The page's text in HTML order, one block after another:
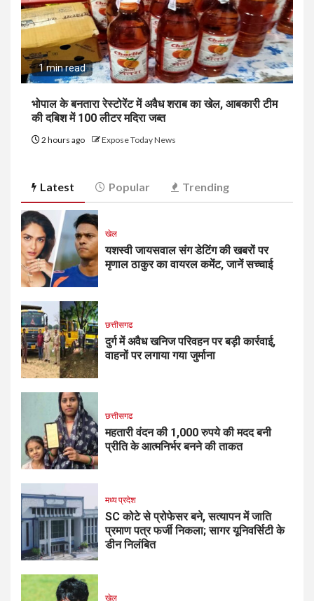
1 min read
भोपाल के बनतारा रेस्टोरेंट में अवैध शराब का खेल, आबकारी टीम
की दबिश में 100 लीटर मदिरा जब्त
2 hours ago Expose Today News
Latest Popular Trending
खेल
यशस्वी जायसवाल संग डेटिंग की खबरों पर
मृणाल ठाकुर का वायरल कमेंट, जानें सच्चाई
छत्तीसगढ
दुर्ग में अवैध खनिज परिवहन पर बड़ी कार्रवाई,
वाहनों पर लगाया गया जुर्माना
छत्तीसगढ
महतारी वंदन की 1,000 रुपये की मदद बनी
प्रीति के आत्मनिर्भर बनने की ताकत
मध्य प्रदेश
SC कोटे से प्रोफेसर बने, सत्यापन में जाति
प्रमाण पत्र फर्जी निकला; सागर यूनिवर्सिटी के
डीन निलंबित
खेल